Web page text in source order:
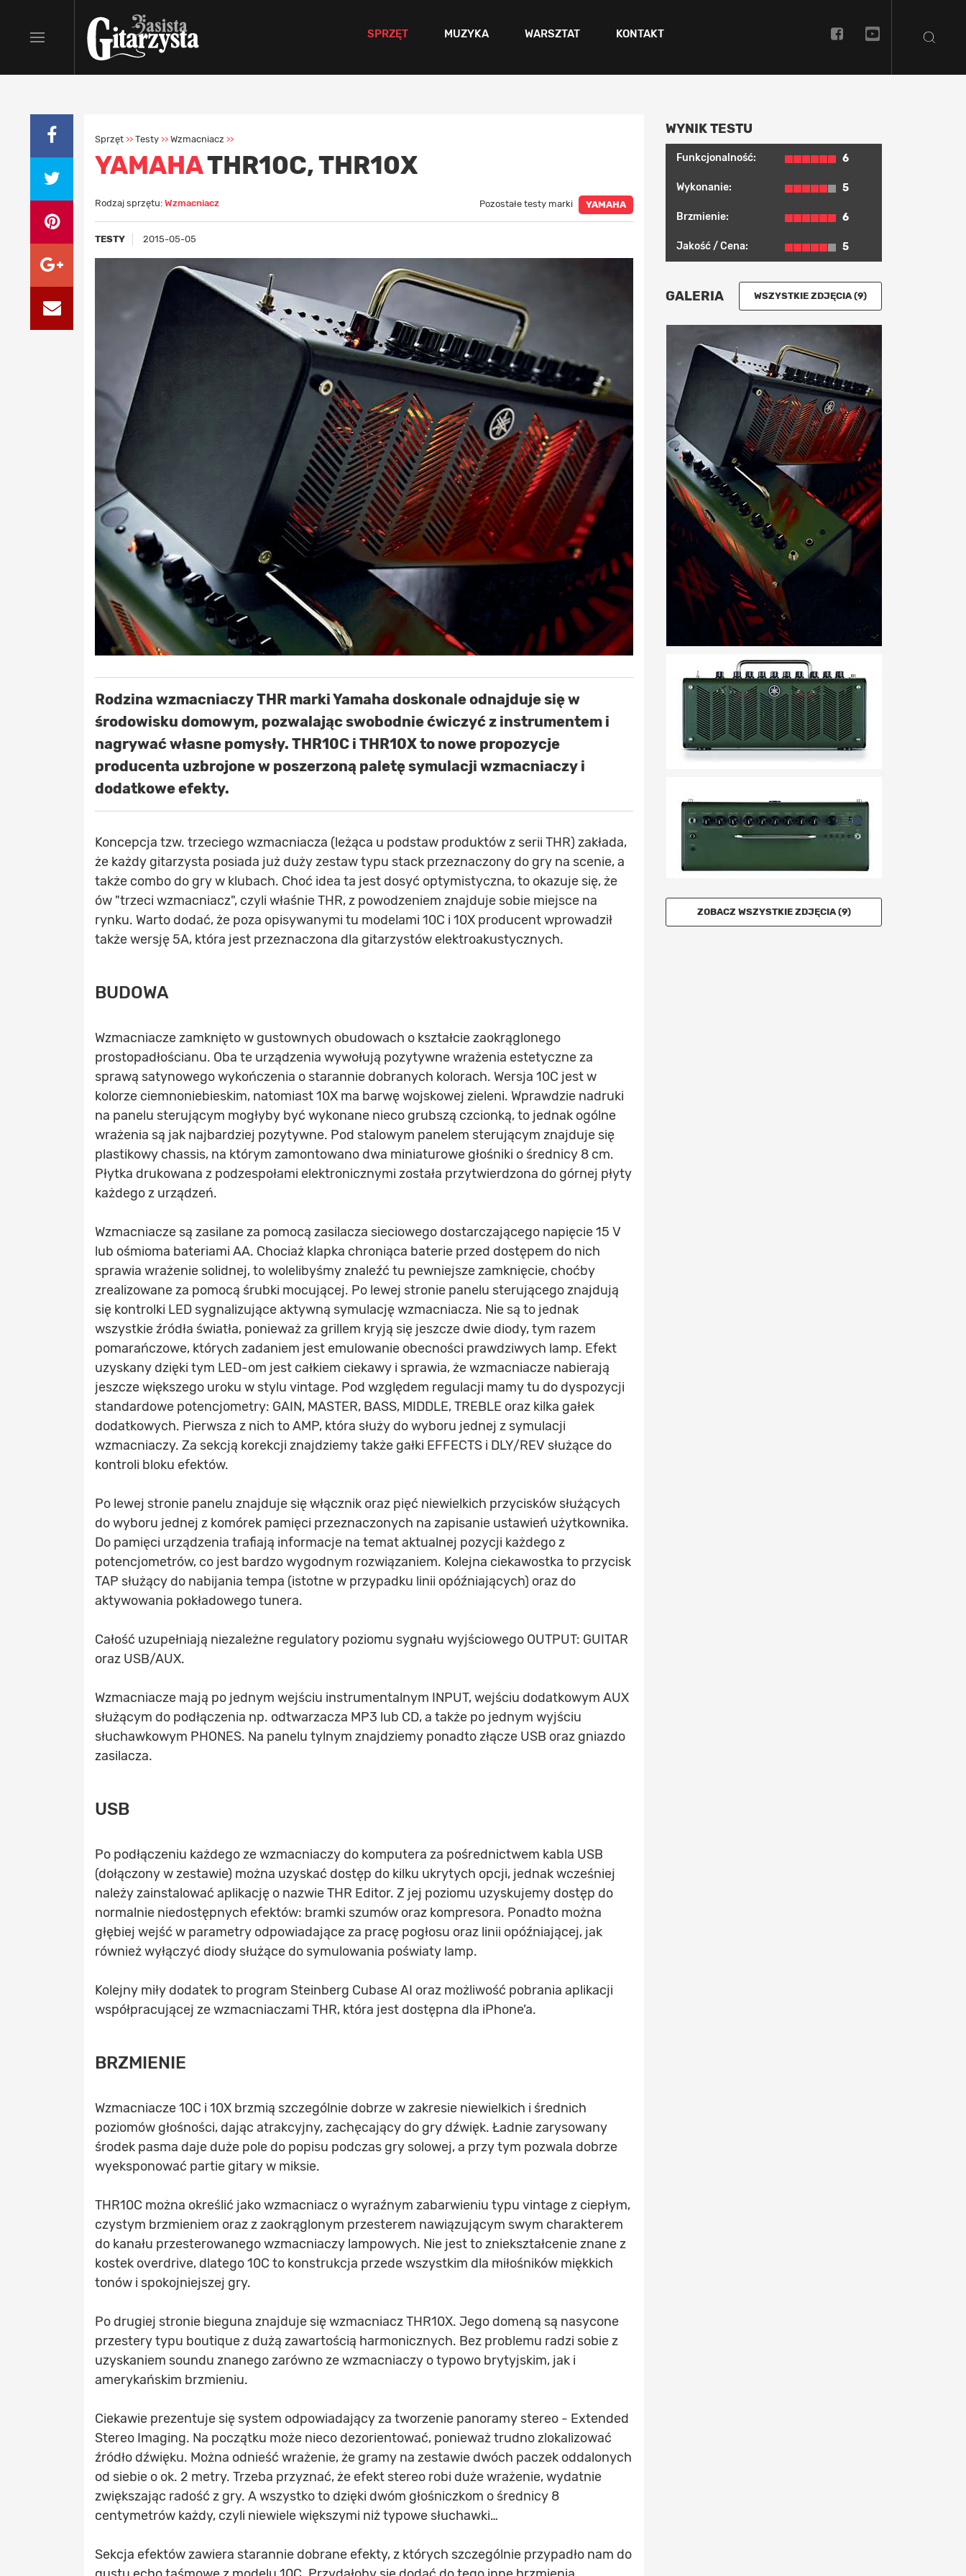
SPRZĘT MUZYKA WARSZTAT KONTAKT
Sprzęt >> Testy >> Wzmacniacz >>
YAMAHATHR10C, THR10X
Rodzaj sprzętu: Wzmacniacz Pozostałe testy marki YAMAHA
TESTY 2015-05-05
Rodzina wzmacniaczy THR marki Yamaha doskonale odnajduje się w
środowisku domowym, pozwalając swobodnie ćwiczyć z instrumentem i
nagrywać własne pomysły. THR10C i THR10X to nowe propozycje
producenta uzbrojone w poszerzoną paletę symulacji wzmacniaczy i
dodatkowe efekty.
Koncepcja tzw. trzeciego wzmacniacza (leżąca u podstaw produktów z serii THR) zakłada,
że każdy gitarzysta posiada już duży zestaw typu stack przeznaczony do gry na scenie, a
także combo do gry w klubach. Choć idea ta jest dosyć optymistyczna, to okazuje się, że
ów "trzeci wzmacniacz", czyli właśnie THR, z powodzeniem znajduje sobie miejsce na
rynku. Warto dodać, że poza opisywanymi tu modelami 10C i 10X producent wprowadził
także wersję 5A, która jest przeznaczona dla gitarzystów elektroakustycznych.
BUDOWA
Wzmacniacze zamknięto w gustownych obudowach o kształcie zaokrąglonego
prostopadłościanu. Oba te urządzenia wywołują pozytywne wrażenia estetyczne za
sprawą satynowego wykończenia o starannie dobranych kolorach. Wersja 10C jest w
kolorze ciemnoniebieskim, natomiast 10X ma barwę wojskowej zieleni. Wprawdzie nadruki
na panelu sterującym mogłyby być wykonane nieco grubszą czcionką, to jednak ogólne
wrażenia są jak najbardziej pozytywne. Pod stalowym panelem sterującym znajduje się
plastikowy chassis, na którym zamontowano dwa miniaturowe głośniki o średnicy 8 cm.
Płytka drukowana z podzespołami elektronicznymi została przytwierdzona do górnej płyty
każdego z urządzeń.
Wzmacniacze są zasilane za pomocą zasilacza sieciowego dostarczającego napięcie 15 V
lub ośmioma bateriami AA. Chociaż klapka chroniąca baterie przed dostępem do nich
sprawia wrażenie solidnej, to wolelibyśmy znaleźć tu pewniejsze zamknięcie, choćby
zrealizowane za pomocą śrubki mocującej. Po lewej stronie panelu sterującego znajdują
się kontrolki LED sygnalizujące aktywną symulację wzmacniacza. Nie są to jednak
wszystkie źródła światła, ponieważ za grillem kryją się jeszcze dwie diody, tym razem
pomarańczowe, których zadaniem jest emulowanie obecności prawdziwych lamp. Efekt
uzyskany dzięki tym LED-om jest całkiem ciekawy i sprawia, że wzmacniacze nabierają
jeszcze większego uroku w stylu vintage. Pod względem regulacji mamy tu do dyspozycji
standardowe potencjometry: GAIN, MASTER, BASS, MIDDLE, TREBLE oraz kilka gałek
dodatkowych. Pierwsza z nich to AMP, która służy do wyboru jednej z symulacji
wzmacniaczy. Za sekcją korekcji znajdziemy także gałki EFFECTS i DLY/REV służące do
kontroli bloku efektów.
Po lewej stronie panelu znajduje się włącznik oraz pięć niewielkich przycisków służących
do wyboru jednej z komórek pamięci przeznaczonych na zapisanie ustawień użytkownika.
Do pamięci urządzenia trafiają informacje na temat aktualnej pozycji każdego z
potencjometrów, co jest bardzo wygodnym rozwiązaniem. Kolejna ciekawostka to przycisk
TAP służący do nabijania tempa (istotne w przypadku linii opóźniających) oraz do
aktywowania pokładowego tunera.
Całość uzupełniają niezależne regulatory poziomu sygnału wyjściowego OUTPUT: GUITAR
oraz USB/AUX.
Wzmacniacze mają po jednym wejściu instrumentalnym INPUT, wejściu dodatkowym AUX
służącym do podłączenia np. odtwarzacza MP3 lub CD, a także po jednym wyjściu
słuchawkowym PHONES. Na panelu tylnym znajdziemy ponadto złącze USB oraz gniazdo
zasilacza.
USB
Po podłączeniu każdego ze wzmacniaczy do komputera za pośrednictwem kabla USB
(dołączony w zestawie) można uzyskać dostęp do kilku ukrytych opcji, jednak wcześniej
należy zainstalować aplikację o nazwie THR Editor. Z jej poziomu uzyskujemy dostęp do
normalnie niedostępnych efektów: bramki szumów oraz kompresora. Ponadto można
głębiej wejść w parametry odpowiadające za pracę pogłosu oraz linii opóźniającej, jak
również wyłączyć diody służące do symulowania poświaty lamp.
Kolejny miły dodatek to program Steinberg Cubase AI oraz możliwość pobrania aplikacji
współpracującej ze wzmacniaczami THR, która jest dostępna dla iPhone’a.
BRZMIENIE
Wzmacniacze 10C i 10X brzmią szczególnie dobrze w zakresie niewielkich i średnich
poziomów głośności, dając atrakcyjny, zachęcający do gry dźwięk. Ładnie zarysowany
środek pasma daje duże pole do popisu podczas gry solowej, a przy tym pozwala dobrze
wyeksponować partie gitary w miksie.
THR10C można określić jako wzmacniacz o wyraźnym zabarwieniu typu vintage z ciepłym,
czystym brzmieniem oraz z zaokrąglonym przesterem nawiązującym swym charakterem
do kanału przesterowanego wzmacniaczy lampowych. Nie jest to zniekształcenie znane z
kostek overdrive, dlatego 10C to konstrukcja przede wszystkim dla miłośników miękkich
tonów i spokojniejszej gry.
Po drugiej stronie bieguna znajduje się wzmacniacz THR10X. Jego domeną są nasycone
przestery typu boutique z dużą zawartością harmonicznych. Bez problemu radzi sobie z
uzyskaniem soundu znanego zarówno ze wzmacniaczy o typowo brytyjskim, jak i
amerykańskim brzmieniu.
Ciekawie prezentuje się system odpowiadający za tworzenie panoramy stereo - Extended
Stereo Imaging. Na początku może nieco dezorientować, ponieważ trudno zlokalizować
źródło dźwięku. Można odnieść wrażenie, że gramy na zestawie dwóch paczek oddalonych
od siebie o ok. 2 metry. Trzeba przyznać, że efekt stereo robi duże wrażenie, wydatnie
zwiększając radość z gry. A wszystko to dzięki dwóm głośniczkom o średnicy 8
centymetrów każdy, czyli niewiele większymi niż typowe słuchawki…
Sekcja efektów zawiera starannie dobrane efekty, z których szczególnie przypadło nam do
WYNIK TESTU
Funkcjonalność: 6
Wykonanie: 5
Brzmienie: 6
Jakość / Cena: 5
GALERIA WSZYSTKIE ZDJĘCIA (9)
ZOBACZ WSZYSTKIE ZDJĘCIA (9)